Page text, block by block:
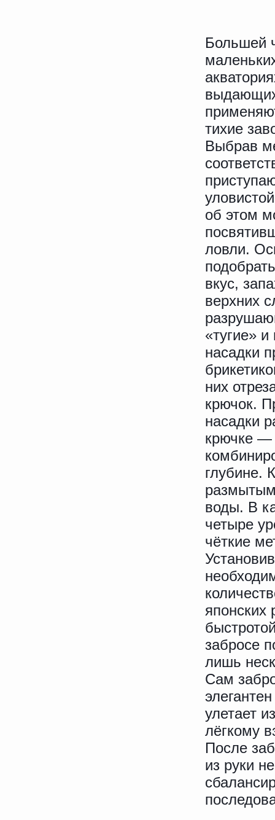
Большей
тихие
Выбрав
об этом
ловли.
вкус,
верхних
«тугие»
насадки
них
крючок.
насадки
крючке —
глубине.
воды. В
четыре
чёткие
японских
забросе
лишь
Сам
улетает
лёгкому
После
из руки